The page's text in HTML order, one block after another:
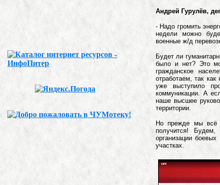
Андрей Гурулёв,
- Надо громить
недели можно
военные ж/д
Будет ли
было и нет? Это
гражданское
отработаем, так
уже выступило
коммуникации. А
наше высшее
территории.
Но прежде мы всё
получится! Будем,
организации
участках.